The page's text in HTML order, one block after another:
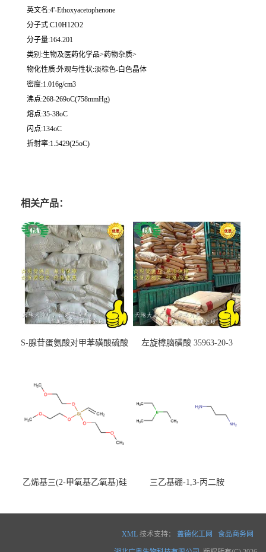
英文名:4'-Ethoxyacetophenone
分子式:C10H12O2
分子量:164.201
类别:生物及医药化学品>药物杂质>
物化性质:外观与性状:淡棕色-白色晶体
密度:1.016g/cm3
沸点:268-269oC(758mmHg)
熔点:35-38oC
闪点:134oC
折射率:1.5429(25oC)
相关产品：
S-腺苷蛋氨酸对甲苯磺酸硫酸
左旋樟脑磺酸 35963-20-3
乙烯基三(2-甲氧基乙氧基)硅
三乙基硼-1,3-丙二胺
XML 技术支持： 盖德化工网 食品商务网